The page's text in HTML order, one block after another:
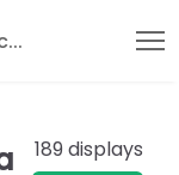
189 displays